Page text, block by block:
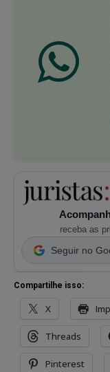
receba as
Seguir no
Compartilhe isso:
X
Threads
Pinterest